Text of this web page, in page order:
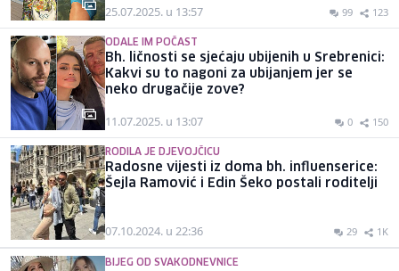
25.07.2025. u 13:57 99 123
ODALE IM POČAST
Bh. ličnosti se sjećaju ubijenih u Srebrenici:
Kakvi su to nagoni za ubijanjem jer se
neko drugačije zove?
11.07.2025. u 13:07 0 150
RODILA JE DJEVOJČICU
Radosne vijesti iz doma bh. influenserice:
Šejla Ramović i Edin Šeko postali roditelji
07.10.2024. u 22:36 29 1K
BIJEG OD SVAKODNEVNICE